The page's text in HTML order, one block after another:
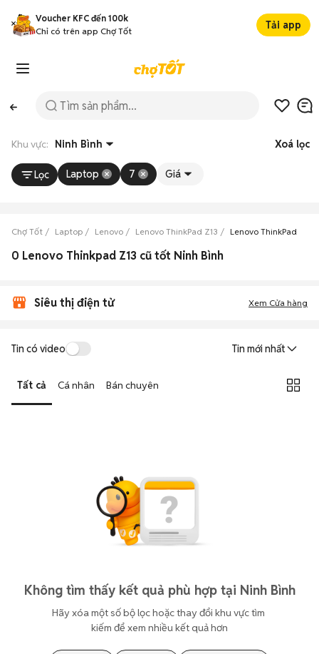
Voucher KFC đến 100k
Chỉ có trên app Chợ Tốt
Tải app
Khu vực: Ninh Bình Xoá lọc
Lọc Laptop 7 Giá
Chợ Tốt Laptop Lenovo Lenovo ThinkPad Z13 Lenovo ThinkPad Z13
0 Lenovo Thinkpad Z13 cũ tốt Ninh Bình
Siêu thị điện tử Xem Cửa hàng
Tin có video Tin mới nhất
Tất cả Cá nhân Bán chuyên
Không tìm thấy kết quả phù hợp tại Ninh Bình
Hãy xóa một số bộ lọc hoặc thay đổi khu vực tìm
kiếm để xem nhiều kết quả hơn